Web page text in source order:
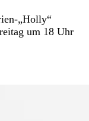
„Holly“
um 18 Uhr